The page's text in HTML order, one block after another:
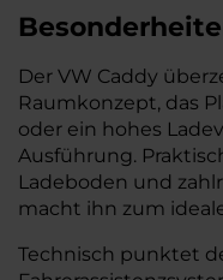
Der VW Caddy
Raumkonzept, das
oder ein hohes
Ausführung.
Ladeboden und
macht ihn zum
Technisch punktet